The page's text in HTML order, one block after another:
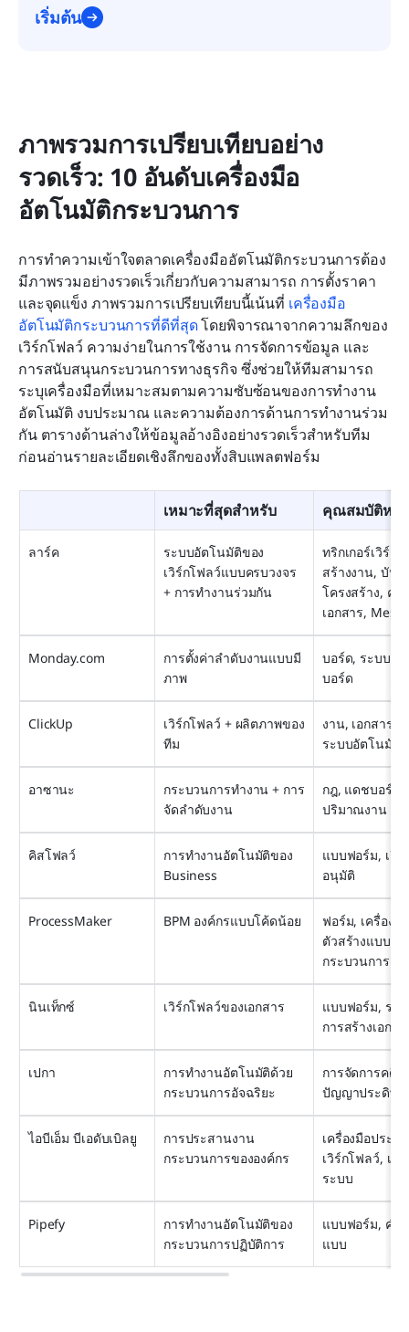
เริ่มต้น
ภาพรวมการเปรียบเทียบอย่าง
รวดเร็ว: 10 อันดับเครื่องมือ
อัตโนมัติกระบวนการ
การทำความเข้าใจตลาดเครื่องมืออัตโนมัติกระบวนการต้อง
มีภาพรวมอย่างรวดเร็วเกี่ยวกับความสามารถ การตั้งราคา
และจุดแข็ง ภาพรวมการเปรียบเทียบนี้เน้นที่ เครื่องมือ
อัตโนมัติกระบวนการที่ดีที่สุด โดยพิจารณาจากความลึกของ
เวิร์กโฟลว์ ความง่ายในการใช้งาน การจัดการข้อมูล และ
การสนับสนุนกระบวนการทางธุรกิจ ซึ่งช่วยให้ทีมสามารถ
ระบุเครื่องมือที่เหมาะสมตามความซับซ้อนของการทำงาน
อัตโนมัติ งบประมาณ และความต้องการด้านการทำงานร่วม
กัน ตารางด้านล่างให้ข้อมูลอ้างอิงอย่างรวดเร็วสำหรับทีม
ก่อนอ่านรายละเอียดเชิงลึกของทั้งสิบแพลตฟอร์ม
เหมาะที่สุดสำหรับ คุณสมบัติหลั
ลาร์ค
ระบบอัตโนมัติของ
เวิร์กโฟลว์แบบครบวงจร
+ การทำงานร่วมกัน
ทริกเกอร์เวิร์ก
สร้างงาน, บัน
โครงสร้าง, คำ
เอกสาร,
Monday.com
การตั้งค่าลำดับงานแบบมี
ภาพ
บอร์ด, ระบบอั
บอร์ด
ClickUp
เวิร์กโฟลว์ + ผลิตภาพของ
ทีม
งาน, เอกสาร,
ระบบอัตโนมัติ
อาซานะ
กระบวนการทำงาน + การ
จัดลำดับงาน
กฎ, แดชบอร์ด,
ปริมาณงาน
คิสโฟลว์
การทำงานอัตโนมัติของ
Business
แบบฟอร์ม, เวิ
อนุมัติ
ProcessMaker BPM องค์กรแบบโค้ดน้อย
ฟอร์ม, เครื่องมื
ตัวสร้างแบบจำ
กระบวนการ
นินเท็กซ์ เวิร์กโฟลว์ของเอกสาร
แบบฟอร์ม, ระ
การสร้างเอกส
เปกา
การทำงานอัตโนมัติด้วย
กระบวนการอัจฉริยะ
การจัดการคดี,
ปัญญาประดิษฐ์
ไอบีเอ็ม บีเอดับเบิลยู
การประสานงาน
กระบวนการขององค์กร
เครื่องมือประม
เวิร์กโฟลว์, เวิ
ระบบ
Pipefy
การทำงานอัตโนมัติของ
กระบวนการปฏิบัติการ
แบบฟอร์ม, คำ
แบบ